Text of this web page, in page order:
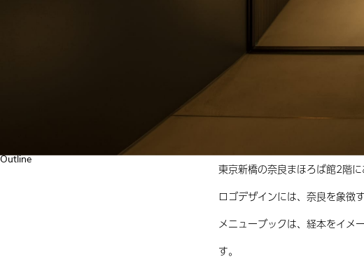
Outline
東京新橋の奈良まほろば館2階
ロゴデザインには、奈良を象徴
メニューブックは、経本をイメ
す。